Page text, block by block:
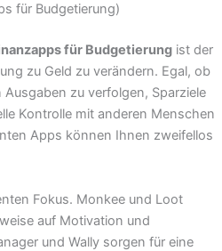
für Budgetierung)
für Budgetierungist der
zu Geld zu verändern. Egal, ob
zu verfolgen, Sparziele
Kontrolle mit anderen Menschen
Apps können Ihnen zweifellos
Fokus. Monkee und Loot
auf Motivation und
und Wally sorgen für eine